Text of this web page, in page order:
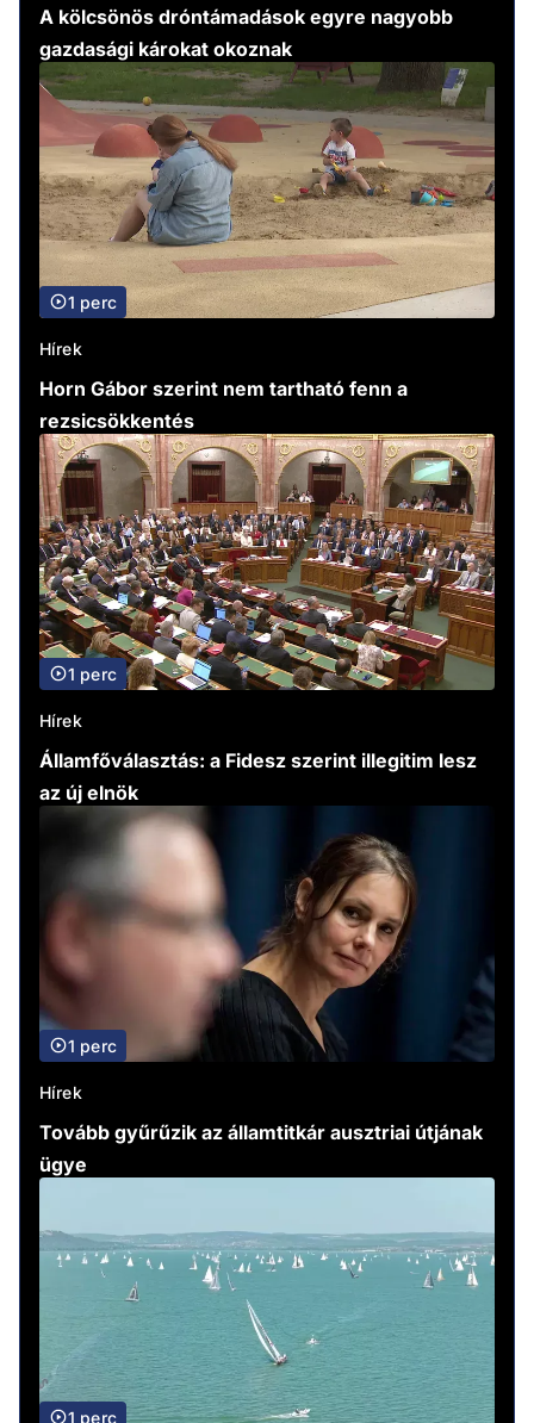
A kölcsönös dróntámadások egyre nagyobb
gazdasági károkat okoznak
1 perc
Hírek
Horn Gábor szerint nem tartható fenn a
rezsicsökkentés
1 perc
Hírek
Államfőválasztás: a Fidesz szerint illegitim lesz
az új elnök
1 perc
Hírek
Tovább gyűrűzik az államtitkár ausztriai útjának
ügye
1 perc